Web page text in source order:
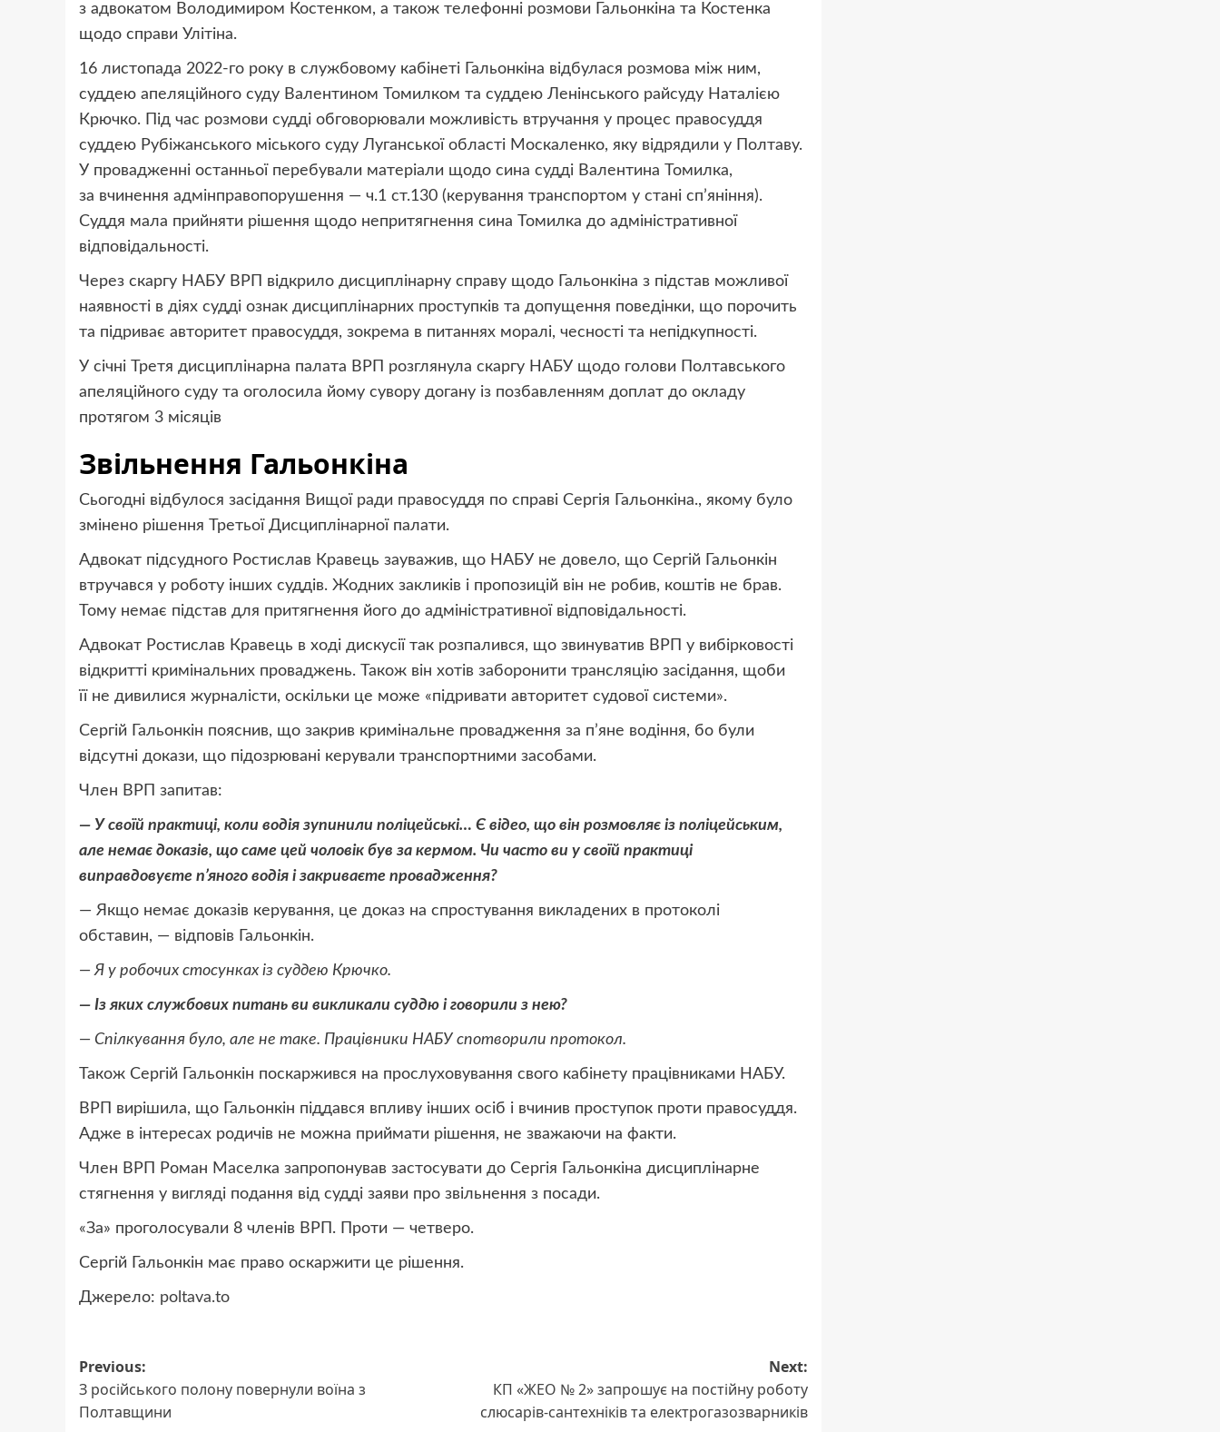
з адвокатом Володимиром Костенком, а також телефонні розмови Гальонкіна та Костенка
щодо справи Улітіна.
16 листопада 2022-го року в службовому кабінеті Гальонкіна відбулася розмова між ним,
суддею апеляційного суду Валентином Томилком та суддею Ленінського райсуду Наталією
Крючко. Під час розмови судді обговорювали можливість втручання у процес правосуддя
суддею Рубіжанського міського суду Луганської області Москаленко, яку відрядили у Полтаву.
У провадженні останньої перебували матеріали щодо сина судді Валентина Томилка,
за вчинення адмінправопорушення — ч.1 ст.130 (керування транспортом у стані сп’яніння).
Суддя мала прийняти рішення щодо непритягнення сина Томилка до адміністративної
відповідальності.
Через скаргу НАБУ ВРП відкрило дисциплінарну справу щодо Гальонкіна з підстав можливої
наявності в діях судді ознак дисциплінарних проступків та допущення поведінки, що порочить
та підриває авторитет правосуддя, зокрема в питаннях моралі, чесності та непідкупності.
У січні Третя дисциплінарна палата ВРП розглянула скаргу НАБУ щодо голови Полтавського
апеляційного суду та оголосила йому сувору догану із позбавленням доплат до окладу
протягом 3 місяців
Звільнення Гальонкіна
Сьогодні відбулося засідання Вищої ради правосуддя по справі Сергія Гальонкіна., якому було
змінено рішення Третьої Дисциплінарної палати.
Адвокат підсудного Ростислав Кравець зауважив, що НАБУ не довело, що Сергій Гальонкін
втручався у роботу інших суддів. Жодних закликів і пропозицій він не робив, коштів не брав.
Тому немає підстав для притягнення його до адміністративної відповідальності.
Адвокат Ростислав Кравець в ході дискусії так розпалився, що звинуватив ВРП у вибірковості
відкритті кримінальних проваджень. Також він хотів заборонити трансляцію засідання, щоби
її не дивилися журналісти, оскільки це може «підривати авторитет судової системи».
Сергій Гальонкін пояснив, що закрив кримінальне провадження за п’яне водіння, бо були
відсутні докази, що підозрювані керували транспортними засобами.
Член ВРП запитав:
— У своїй практиці, коли водія зупинили поліцейські… Є відео, що він розмовляє із поліцейським,
але немає доказів, що саме цей чоловік був за кермом. Чи часто ви у своїй практиці
виправдовуєте п’яного водія і закриваєте провадження?
— Якщо немає доказів керування, це доказ на спростування викладених в протоколі
обставин, — відповів Гальонкін.
— Я у робочих стосунках із суддею Крючко.
— Із яких службових питань ви викликали суддю і говорили з нею?
— Спілкування було, але не таке. Працівники НАБУ спотворили протокол.
Також Сергій Гальонкін поскаржився на прослуховування свого кабінету працівниками НАБУ.
ВРП вирішила, що Гальонкін піддався впливу інших осіб і вчинив проступок проти правосуддя.
Адже в інтересах родичів не можна приймати рішення, не зважаючи на факти.
Член ВРП Роман Маселка запропонував застосувати до Сергія Гальонкіна дисциплінарне
стягнення у вигляді подання від судді заяви про звільнення з посади.
«За» проголосували 8 членів ВРП. Проти — четверо.
Сергій Гальонкін має право оскаржити це рішення.
Джерело: poltava.to
Post
navigation
Previous:
З російського полону повернули воїна з
Полтавщини
Next:
КП «ЖЕО № 2» запрошує на постійну роботу
слюсарів-сантехніків та електрогазозварників